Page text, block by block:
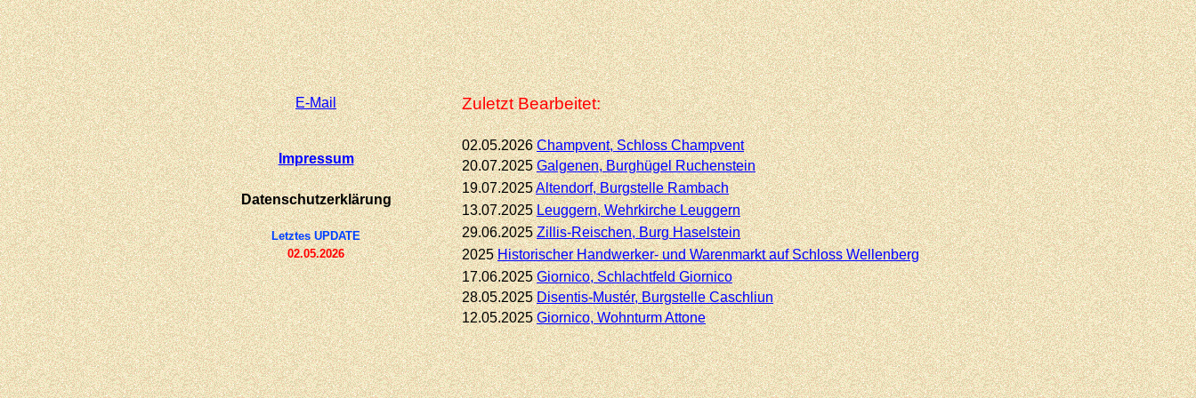
E-Mail
Impressum
Datenschutzerklärung
Letztes UPDATE
02.05.2026
Zuletzt Bearbeitet:
02.05.2026Champvent, Schloss Champvent
20.07.2025Galgenen, Burghügel Ruchenstein
19.07.2025Altendorf,Burgstelle Rambach
13.07.2025Leuggern, Wehrkirche Leuggern
29.06.2025Zillis-Reischen, Burg Haselstein
2025Historischer Handwerker-und Warenmarkt auf Schloss Wellenberg
17.06.2025Giornico,Schlachtfeld Giornico
28.05.2025Disentis-Mustér, Burgstelle Caschliun
12.05.2025Giornico,Wohnturm Attone